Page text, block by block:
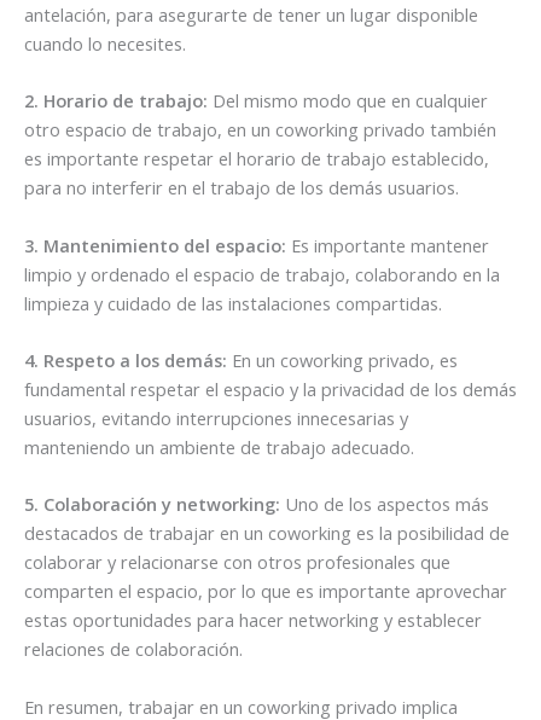
antelación, para asegurarte de tener un lugar disponible
cuando lo necesites.
2. Horario de trabajo: Del mismo modo que en cualquier
otro espacio de trabajo, en un coworking privado también
es importante respetar el horario de trabajo establecido,
para no interferir en el trabajo de los demás usuarios.
3. Mantenimiento del espacio: Es importante mantener
limpio y ordenado el espacio de trabajo, colaborando en la
limpieza y cuidado de las instalaciones compartidas.
4. Respeto a los demás: En un coworking privado, es
fundamental respetar el espacio y la privacidad de los demás
usuarios, evitando interrupciones innecesarias y
manteniendo un ambiente de trabajo adecuado.
5. Colaboración y networking: Uno de los aspectos más
destacados de trabajar en un coworking es la posibilidad de
colaborar y relacionarse con otros profesionales que
comparten el espacio, por lo que es importante aprovechar
estas oportunidades para hacer networking y establecer
relaciones de colaboración.
En resumen, trabajar en un coworking privado implica